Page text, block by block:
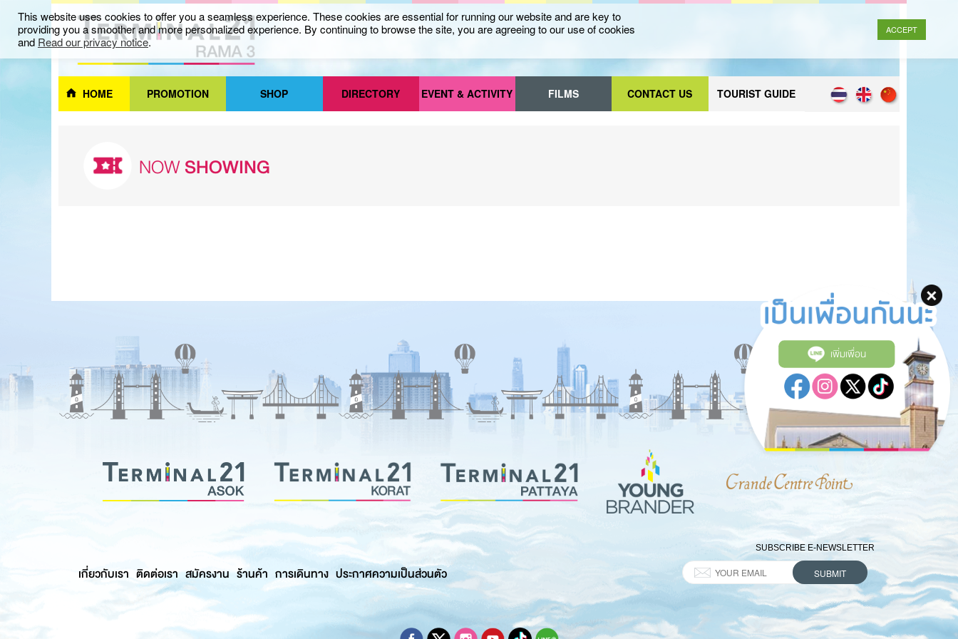
เพิ่มเพื่อน
HOME PROMOTION SHOP DIRECTORY EVENT & ACTIVITY FILMS CONTACT US TOURIST GUIDE
NOWSHOWING
เกี่ยวกับเรา ติดต่อเรา สมัครงาน ร้านค้า การเดินทาง ประกาศความเป็นส่วนตัว
SUBSCRIBE E-NEWSLETTER
This website uses cookies to offer you a seamless experience. These cookies are essential for running our website and are key to
providing you a smoother and more personalized experience. By continuing to browse the site, you are agreeing to our use of cookies
and Read our privacy notice.
ACCEPT